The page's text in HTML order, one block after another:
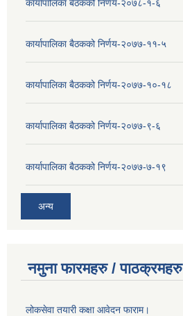
कार्यापालिका बैठकको निर्णय-२०७८-१-६
कार्यापालिका बैठकको निर्णय-२०७७-११-५
कार्यापालिका बैठकको निर्णय-२०७७-१०-१८
कार्यापालिका बैठकको निर्णय-२०७७-९-६
कार्यापालिका बैठकको निर्णय-२०७७-७-१९
अन्य
नमुना फारमहरु / पाठक्रमहरु
लोकसेवा तयारी कक्षा आवेदन फाराम।